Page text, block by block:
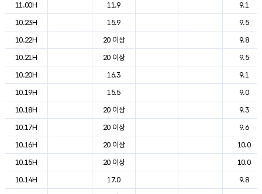
11.00H
11.9
9.1
10.23H
15.9
9.5
10.22H
20 이상
9.8
10.21H
20 이상
9.5
10.20H
16.3
9.1
10.19H
15.5
9.0
10.18H
20 이상
9.3
10.17H
20 이상
9.6
10.16H
20 이상
10.0
10.15H
20 이상
10.0
10.14H
17.0
9.8